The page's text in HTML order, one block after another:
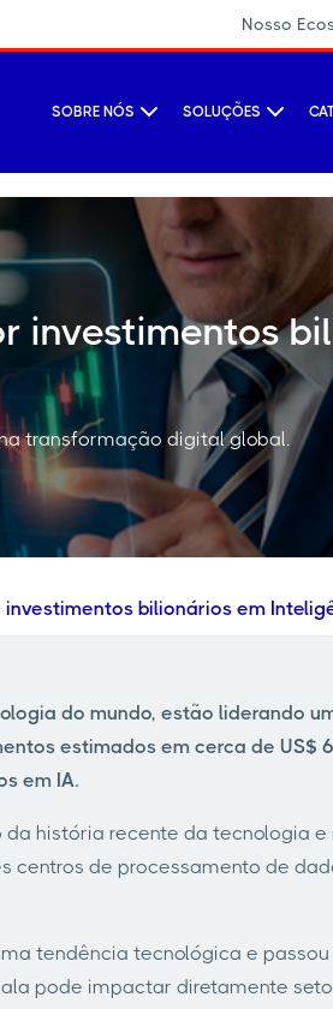
Nosso
SOBRE NÓS SOLUÇÕES
investimentos
transformação digital global.
bilionários em
do mundo, estão liderando
estimados em cerca de
em IA.
história recente da tecnologia
de processamento de
tendência tecnológica e
pode impactar diretamente